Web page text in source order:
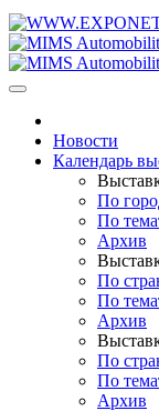
Новости
Календарь
По
По
Архив
По
По
Архив
По
По
Архив